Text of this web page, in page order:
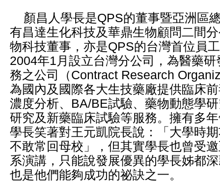
顏昌人學長是QPS的董事暨亞洲區
有昌達生化科技及華鼎生物顧問二間
物科技董事，亦是QPS的台灣首位員
2004年1月設立台灣分公司，為醫藥
務之公司（Contract Research
為國內及國際各大生技藥廠提供臨床
濃度分析、BA/BE試驗、藥物動態學
研究及新藥臨床試驗等服務。擁有多
學長笑著對王元凱院長說：「大學時
不敢常回母校」，但其實學長也曾受
系演講，只能說發展優異的學長姊都
也是他們能夠成功的祕訣之一。